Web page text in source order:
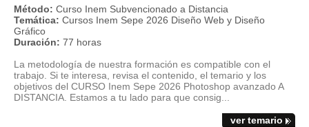
Método: Curso Inem Subvencionado a Distancia
Temática: Cursos Inem Sepe 2026 Diseño Web y Diseño
Gráfico
Duración: 77 horas
La metodología de nuestra formación es compatible con el
trabajo. Si te interesa, revisa el contenido, el temario y los
objetivos del CURSO Inem Sepe 2026 Photoshop avanzado A
DISTANCIA. Estamos a tu lado para que consig...
ver temario